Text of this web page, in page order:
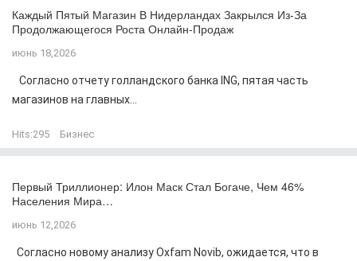
Каждый Пятый Магазин В Нидерландах Закрылся Из-За
Продолжающегося Роста Онлайн-Продаж
июнь 18,2026
Согласно отчету голландского банка ING, пятая часть
магазинов на главных...
Hits:295 Бизнес
Первый Триллионер: Илон Маск Стал Богаче, Чем 46%
Населения Мира…
июнь 12,2026
Согласно новому анализу Oxfam Novib, ожидается, что в